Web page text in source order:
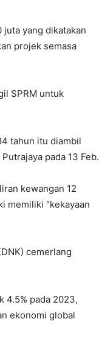
yang dikatakan
projek semasa
SPRM untuk
tahun itu diambil
pada 13 Feb.
kewangan 12
memiliki “kekayaan
cemerlang
4.5% pada 2023,
ekonomi global